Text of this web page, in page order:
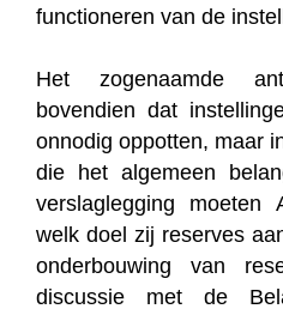
functioneren van de
Het zogenaamde
bovendien dat
onnodig oppotten, maar
die het algemeen
verslaglegging moeten
welk doel zij reserves
onderbouwing van
discussie met de